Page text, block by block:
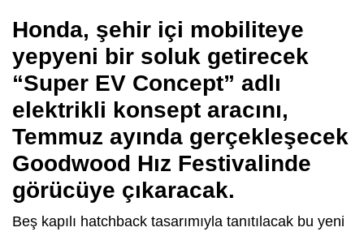
Honda, şehir içi mobiliteye
yepyeni bir soluk getirecek
“Super EV Concept” adlı
elektrikli konsept aracını,
Temmuz ayında gerçekleşecek
Goodwood Hız Festivalinde
görücüye çıkaracak.
Beş kapılı hatchback tasarımıyla tanıtılacak bu yeni